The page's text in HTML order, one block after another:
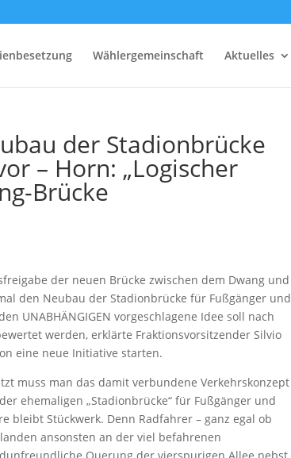
Wählergemeinschaft Aktuelles
der Stadionbrücke
– Horn: „Logischer
Brücke
der neuen Brücke zwischen dem Dwang und
den Neubau der Stadionbrücke für Fußgänger und
UNABHÄNGIGEN vorgeschlagene Idee soll nach
werden, erklärte Fraktionsvorsitzender Silvio
eine neue Initiative starten.
muss man das damit verbundene Verkehrskonzept
ehemaligen „Stadionbrücke“ für Fußgänger und
bleibt Stückwerk. Denn Radfahrer – ganz egal ob
ansonsten an der viel befahrenen